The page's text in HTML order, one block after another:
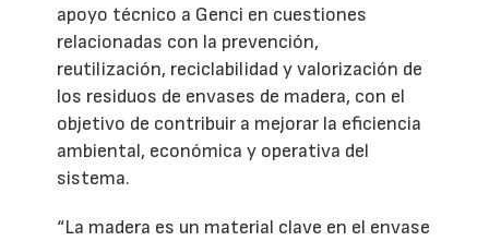
apoyo técnico a Genci en cuestiones
relacionadas con la prevención,
reutilización, reciclabilidad y valorización de
los residuos de envases de madera, con el
objetivo de contribuir a mejorar la eficiencia
ambiental, económica y operativa del
sistema.
“La madera es un material clave en el envase